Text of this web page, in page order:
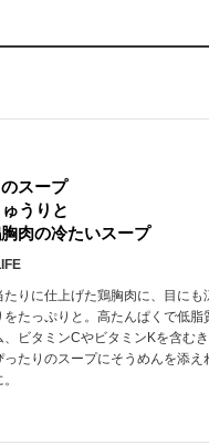
スープ
うりと
肉の冷たいスープ
りに仕上げた鶏胸肉に、目にも
たっぷりと。高たんぱくで低脂
ビタミンCやビタミンKを含むき
ったりのスープにそうめんを添え